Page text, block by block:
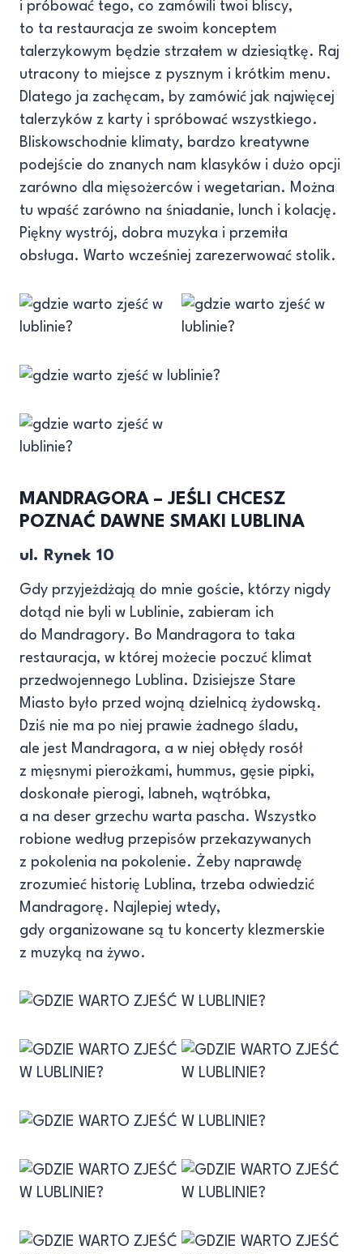
i próbować tego, co zamówili twoi bliscy,
to ta restauracja ze swoim konceptem
talerzykowym będzie strzałem w dziesiątkę. Raj
utracony to miejsce z pysznym i krótkim menu.
Dlatego ja zachęcam, by zamówić jak najwięcej
talerzyków z karty i spróbować wszystkiego.
Bliskowschodnie klimaty, bardzo kreatywne
podejście do znanych nam klasyków i dużo opcji
zarówno dla mięsożerców i wegetarian. Można
tu wpaść zarówno na śniadanie, lunch i kolację.
Piękny wystrój, dobra muzyka i przemiła
obsługa. Warto wcześniej zarezerwować stolik.
MANDRAGORA – JEŚLI CHCESZ
POZNAĆ DAWNE SMAKI LUBLINA
ul. Rynek 10
Gdy przyjeżdżają do mnie goście, którzy nigdy
dotąd nie byli w Lublinie, zabieram ich
do Mandragory. Bo Mandragora to taka
restauracja, w której możecie poczuć klimat
przedwojennego Lublina. Dzisiejsze Stare
Miasto było przed wojną dzielnicą żydowską.
Dziś nie ma po niej prawie żadnego śladu,
ale jest Mandragora, a w niej obłędy rosół
z mięsnymi pierożkami, hummus, gęsie pipki,
doskonałe pierogi, labneh, wątróbka,
a na deser grzechu warta pascha. Wszystko
robione według przepisów przekazywanych
z pokolenia na pokolenie. Żeby naprawdę
zrozumieć historię Lublina, trzeba odwiedzić
Mandragorę. Najlepiej wtedy,
gdy organizowane są tu koncerty klezmerskie
z muzyką na żywo.